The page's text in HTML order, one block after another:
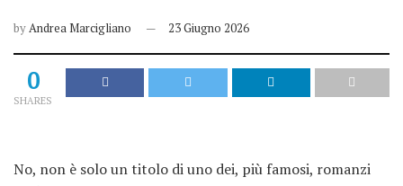
byAndrea Marcigliano 23 Giugno 2026
0
SHARES
No, non è solo un titolo di uno dei, più famosi, romanzi